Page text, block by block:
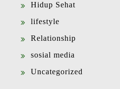
Hidup Sehat
lifestyle
Relationship
sosial media
Uncategorized